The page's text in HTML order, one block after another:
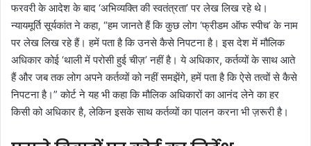
फरवरी के आदेश के बाद ‘अभिव्यक्ति की स्वतंत्रता’ पर लेख लिख रहे थे।
न्यायमूर्ति सूर्यकांत ने कहा, “हम जानते हैं कि कुछ लोग ‘फ्रीडम ऑफ स्पीच’ के नाम
पर लेख लिख रहे हैं। हमें पता है कि उनसे कैसे निपटना है। इस देश में मौलिक
अधिकार कोई ‘थाली में परोसी हुई चीज़’ नहीं है। ये अधिकार, कर्तव्यों के साथ आते
हैं और जब तक लोग अपने कर्तव्यों को नहीं समझेंगे, हमें पता है कि ऐसे तत्वों से कैसे
निपटना है।” कोर्ट ने यह भी कहा कि मौलिक अधिकारों का आनंद लेने का हर
किसी को अधिकार है, लेकिन इसके साथ कर्तव्यों का पालन करना भी ज़रूरी है।